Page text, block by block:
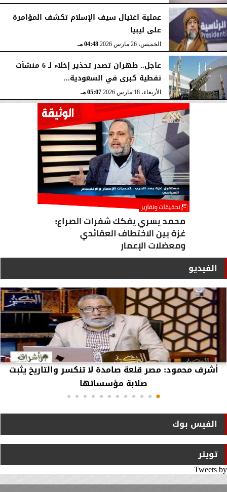
عملية اغتيال سيف الإسلام تكشف المؤامرة
على ليبيا
الخميس، 26 مارس 2026 04:48 مـ
عاجل.. طهران تصدر تحذير إخلاء لـ 6 منشآت
نفطية كبرى في السعودية...
الأربعاء، 18 مارس 2026 05:07 مـ
الفيديو
أشرف محمود: مصر قلعة صامدة لا تنكسر والتاريخ يثبت
صلابة مؤسساتها
الفيس بوك
تويتر
Tweets by